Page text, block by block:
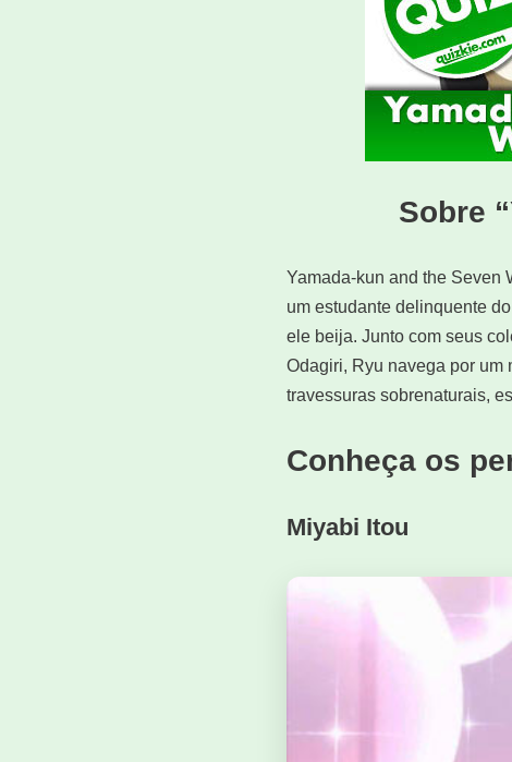
Sobre
Yamada-kun and the Seven
um estudante delinquente
ele beija. Junto com seus
Odagiri, Ryu navega por um
travessuras sobrenaturais,
Conheça os
Miyabi Itou